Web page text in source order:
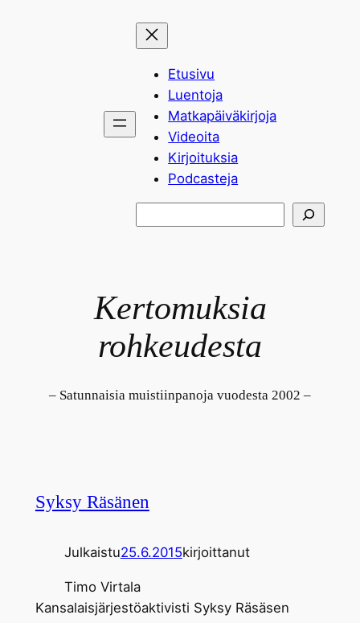
Etusivu
Luentoja
Matkapäiväkirjoja
Videoita
Kirjoituksia
Podcasteja
Kertomuksia
rohkeudesta
– Satunnaisia muistiinpanoja vuodesta 2002 –
Syksy Räsänen
Julkaistu25.6.2015kirjoittanut
Timo Virtala
Kansalaisjärjestöaktivisti Syksy Räsäsen